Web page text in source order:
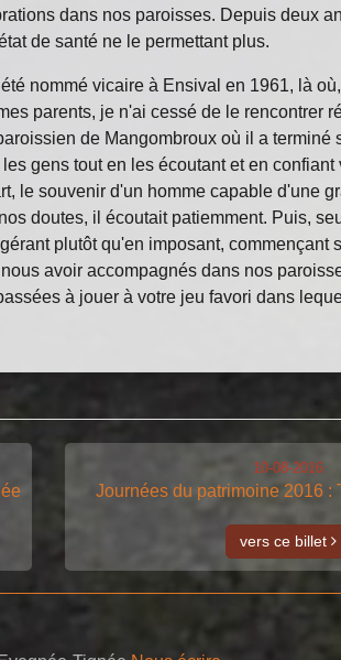
dans nos paroisses. Depuis deux
de santé ne le permettant plus.
nommé vicaire à Ensival en 1961, là
parents, je n'ai cessé de le rencontrer
de Mangombroux où il a terminé
gens tout en les écoutant et en confiant
le souvenir d'un homme capable d'une
doutes, il écoutait patiemment. Puis,
plutôt qu'en imposant, commençant
avoir accompagnés dans nos
à jouer à votre jeu favori dans
10-08-2016
Journées du patrimoine 2016 :
vers ce billet